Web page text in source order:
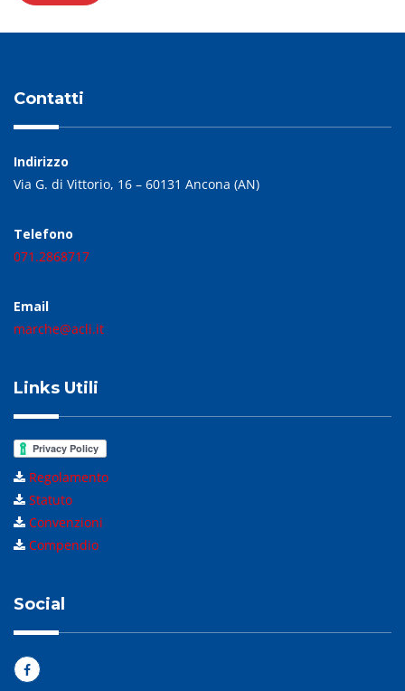
Contatti
Indirizzo
Via G. di Vittorio, 16 – 60131 Ancona (AN)
Telefono
071.2868717
Email
marche@acli.it
Links Utili
Regolamento
Statuto
Convenzioni
Compendio
Social